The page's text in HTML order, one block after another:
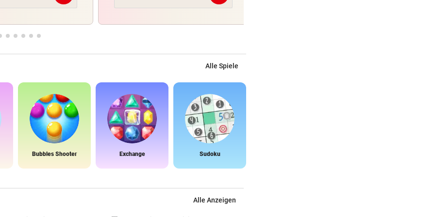
Alle Spiele
Bubbles Shooter Exchange Sudoku
Alle Anzeigen